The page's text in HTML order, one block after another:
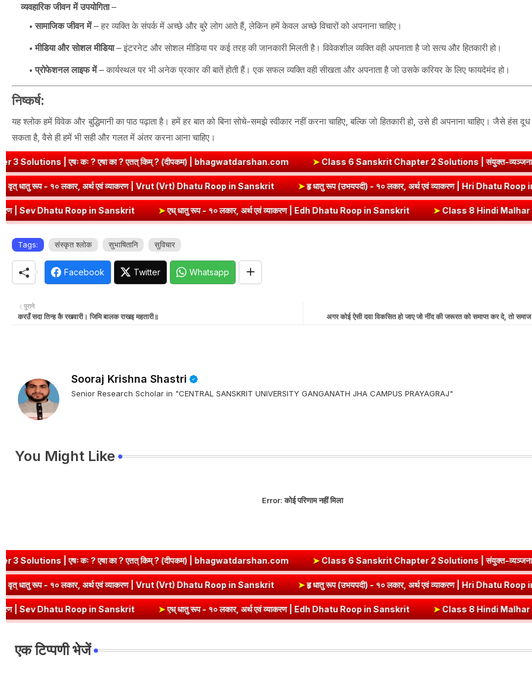
व्यवहारिक जीवन में उपयोगिता–
सामाजिक जीवन में– हर व्यक्ति के संपर्क में अच्छे और बुरे लोग आते हैं, लेकिन हमें केवल अच्छे विचारों को अपनाना चाहिए।
मीडिया और सोशल मीडिया– इंटरनेट और सोशल मीडिया पर कई तरह की जानकारी मिलती है। विवेकशील व्यक्ति वही अपनाता है जो सत्य और हितकारी हो।
प्रोफेशनल लाइफ में– कार्यस्थल पर भी अनेक प्रकार की बातें होती हैं। एक सफल व्यक्ति वही सीखता और अपनाता है जो उसके करियर के लिए फायदेमंद हो।
निष्कर्ष:
यह श्लोक हमें विवेक और बुद्धिमानी का पाठ पढ़ाता है। हमें हर बात को बिना सोचे-समझे स्वीकार नहीं करना चाहिए, बल्कि जो हितकारी हो, उसे ही अपनाना चाहिए। जैसे हंस
सकता है, वैसे ही हमें भी सही और गलत में अंतर करना आना चाहिए।
? एषा का ? एतत् किम् ? (दीपकम) | bhagwatdarshan.com ➤Class 6 Sanskrit Chapter 2 Solutions | संयुक्त-व्यञ्जनानि (दीपकम) |
Sanskrit ➤वृत् धातु रूप - १० लकार, अर्थ एवं व्याकरण | Vrut (Vrt) Dhatu Roop in Sanskrit ➤हृ धातु रूप (उभयपदी) - १० लकार, अर्थ एवं व्याकरण
Roop in Sanskrit ➤एध् धातु रूप - १० लकार, अर्थ एवं व्याकरण | Edh Dhatu Roop in Sanskrit ➤Class 8 Hindi Malhar Chapter 4 Haridwar
Tags: संस्कृत श्लोक सुभाषितानि सुविचार
Facebook Twitter Whatsapp
अगर कोई ऐसी दवा विकसित हो जाए जो नींद की जरूरत को समाप्त कर दे, तो समाज
पुराने
करउँ सदा तिन्ह कै रखवारी। जिमि बालक राखइ महतारी॥
Sooraj Krishna Shastri
Senior Research Scholar in "CENTRAL SANSKRIT UNIVERSITY GANGANATH JHA CAMPUS PRAYAGRAJ"
You Might Like
Error:कोई परिणाम नहीं मिला
? एषा का ? एतत् किम् ? (दीपकम) | bhagwatdarshan.com ➤Class 6 Sanskrit Chapter 2 Solutions | संयुक्त-व्यञ्जनानि (दीपकम) |
Sanskrit ➤वृत् धातु रूप - १० लकार, अर्थ एवं व्याकरण | Vrut (Vrt) Dhatu Roop in Sanskrit ➤हृ धातु रूप (उभयपदी) - १० लकार, अर्थ एवं व्याकरण
Roop in Sanskrit ➤एध् धातु रूप - १० लकार, अर्थ एवं व्याकरण | Edh Dhatu Roop in Sanskrit ➤Class 8 Hindi Malhar Chapter 4 Haridwar
एक टिप्पणी भेजें